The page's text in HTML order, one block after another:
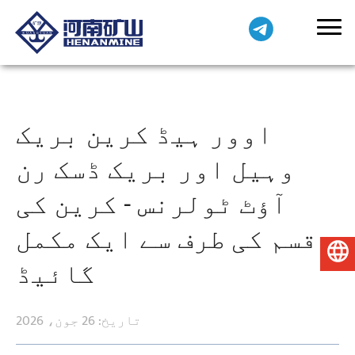
اوور ہیڈ کرین بریک
وہیل اور بریک ڈسک رن
آؤٹ ٹولرنس - کرین کی
قسم کی طرف سے ایک مکمل
گائیڈ
تاریخ: 26 جون، 2026
اردو